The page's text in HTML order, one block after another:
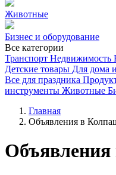
Животные
Бизнес и оборудование
Все категории
Транспорт Недвижимость
Детские товары Для дома
Все для праздника
инструменты Животные
Главная
Объявления в